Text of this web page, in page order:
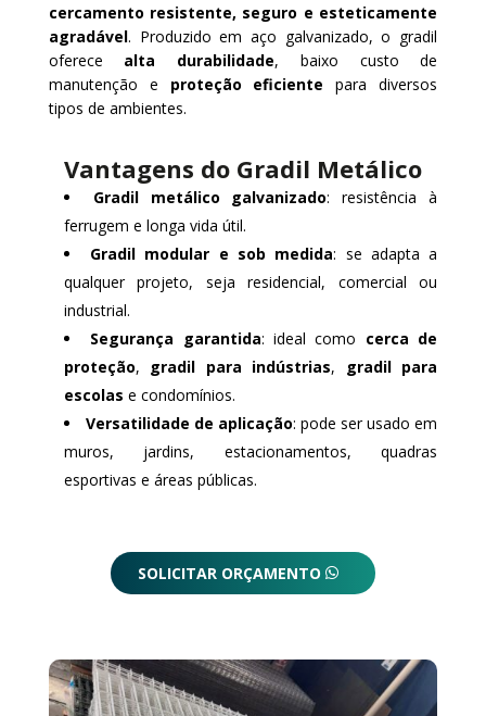
cercamento resistente, seguro e esteticamente
agradável. Produzido em aço galvanizado, o gradil
oferece alta durabilidade, baixo custo de
manutenção e proteção eficiente para diversos
tipos de ambientes.
Vantagens do Gradil Metálico
Gradil metálico galvanizado: resistência à
ferrugem e longa vida útil.
Gradil modular e sob medida: se adapta a
qualquer projeto, seja residencial, comercial ou
industrial.
Segurança garantida: ideal como cerca de
proteção, gradil para indústrias, gradil para
escolas e condomínios.
Versatilidade de aplicação: pode ser usado em
muros, jardins, estacionamentos, quadras
esportivas e áreas públicas.
SOLICITAR ORÇAMENTO